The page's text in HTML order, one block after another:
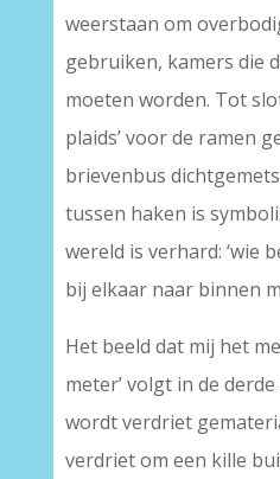
weerstaan om
gebruiken, kamers die
moeten worden. Tot
plaids’ voor de ramen
brievenbus
tussen haken is
wereld is verhard: ‘wie
bij elkaar naar binnen
Het beeld dat mij het
meter’ volgt in de
wordt verdriet
verdriet om een kille